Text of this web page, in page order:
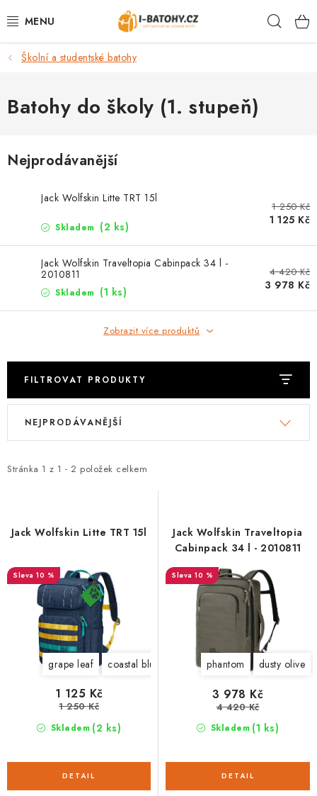
na
VÝPRODEJ %
BATOHY
CESTOVNÍ ZAVAZADLA
LEDVINKY
PENĚŽENKY
DOPLŇKY A PŘÍSLUŠENSTVÍ
Doprava a platba Vše o nákupu Kontakty
Poradna
O nás
Blog
Školní a studentské batohy
Batohy do školy (1. stupeň)
Nejprodávanější
Jack Wolfskin Litte TRT 15l
Skladem (2 ks)
1 250 Kč
1 125 Kč
Jack Wolfskin Traveltopia Cabinpack 34 l -
2010811
Skladem (1 ks)
4 420 Kč
3 978 Kč
Zobrazit více produktů
FILTROVAT PRODUKTY
V
i
r
d
u
Stránka 1 z 1 - 2 položek celkem
Ř
e
p
o
d
NEJPRODÁVANĚJŠÍ
Jack Wolfskin Litte TRT 15l
10 %
grape leaf coastal blue dark indigo
Skladem (2 ks)
1 125 Kč
1 250 Kč
Jack Wolfskin Traveltopia
Cabinpack 34 l - 2010811
10 %
phantom dusty olive
Skladem (1 ks)
3 978 Kč
4 420 Kč